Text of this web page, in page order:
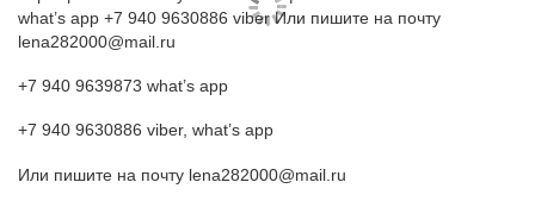
+7 940 9639873 what’s app
+7 940 9630886 viber, what’s app
Или пишите на почту lena282000@mail.ru